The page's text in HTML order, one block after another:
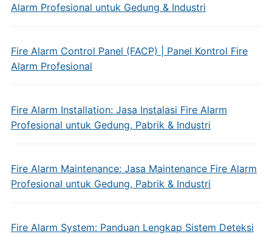
Alarm Profesional untuk Gedung & Industri
Fire Alarm Control Panel (FACP) | Panel Kontrol Fire
Alarm Profesional
Fire Alarm Installation: Jasa Instalasi Fire Alarm
Profesional untuk Gedung, Pabrik & Industri
Fire Alarm Maintenance: Jasa Maintenance Fire Alarm
Profesional untuk Gedung, Pabrik & Industri
Fire Alarm System: Panduan Lengkap Sistem Deteksi